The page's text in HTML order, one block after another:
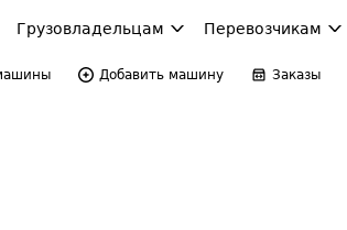
Грузовладельцам Перевозчикам
Добавить машину Заказы